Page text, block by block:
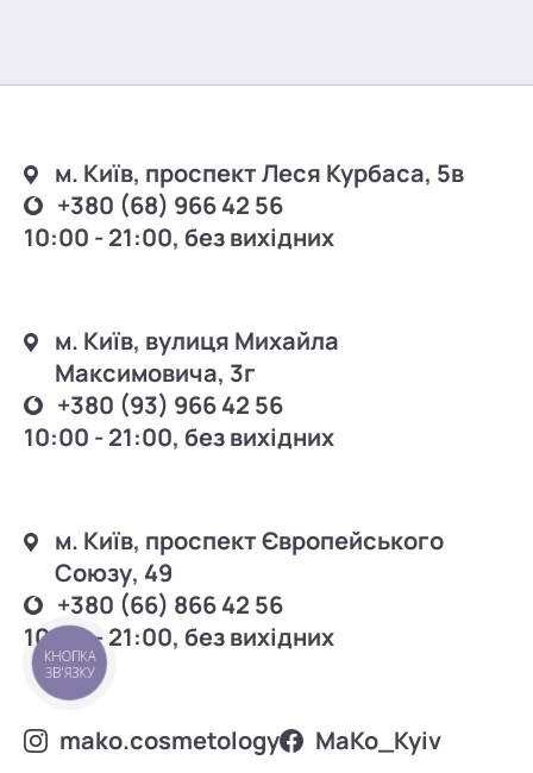
м. Київ, проспект Леся Курбаса, 5в
+380 (68) 966 42 56
10:00 - 21:00, без вихідних
м. Київ, вулиця Михайла
Максимовича, 3г
+380 (93) 966 42 56
10:00 - 21:00, без вихідних
м. Київ, проспект Європейського
Союзу, 49
+380 (66) 866 42 56
10:00 - 21:00, без вихідних
mako.cosmetology MаKo_Kyiv
КНОПКА
ЗВ'ЯЗКУ